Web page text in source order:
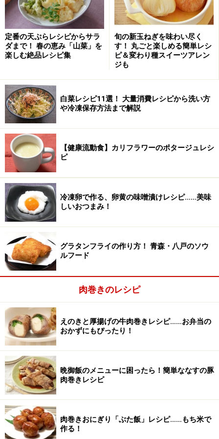
野菜のササミ巻き巻きの作り方・手順
彩り野菜のササミ巻き巻きを作る
1
野菜は長さを合わせて細く切る
パプリカは細く切る。ニラと豆苗は2～3等分に切る。
2
ササミはスジを取って、観音開きにする
ササミはスジを取り、真ん中に包丁を入れ、左右に切り
進んで開き、塩コショウする。
定番の天ぷらレシピからサラ
ダまで！ 春の恵み「山菜」を
楽しむ絶品レシピ集
旬の新玉ねぎを味わい尽く
す！ 丸ごと楽しめる簡単レシ
ピ＆変わり種スイーツアレン
ジも
白菜レシピ11選！ 大量消費レシピから洗い方
や冷凍保存方法まで解説
【健康流動食】カリフラワーのポタージュレシ
ピ
冷凍卵で作る、卵黄の味噌漬けレシピ……美味
しいおつまみ！
グラタンフライの作り方！ 青森・八戸のソウ
ルフード
肉巻きのレシピ
えのきと厚揚げの牛肉巻きレシピ……お弁当の
おかずにもぴったり！
晩御飯のメニューに困ったら！簡単ななすの豚
肉巻きレシピ
肉巻きおにぎり「ぶた飯」レシピ……もち米で
作る！